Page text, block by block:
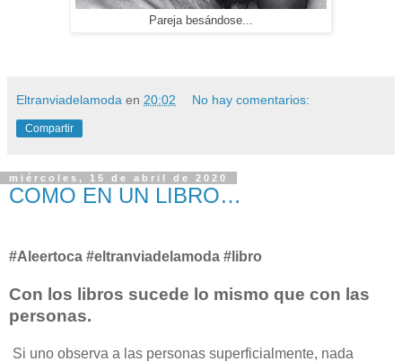
Pareja besándose...
Eltranviadelamoda en 20:02 No hay comentarios:
Compartir
miércoles, 15 de abril de 2020
COMO EN UN LIBRO…
#Aleertoca #eltranviadelamoda #libro
Con los libros sucede lo mismo que con las
personas.
Si uno observa a las personas superficialmente, nada